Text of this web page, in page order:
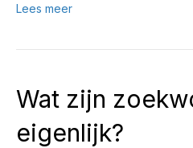
Lees meer
Wat zijn
eigenlijk?